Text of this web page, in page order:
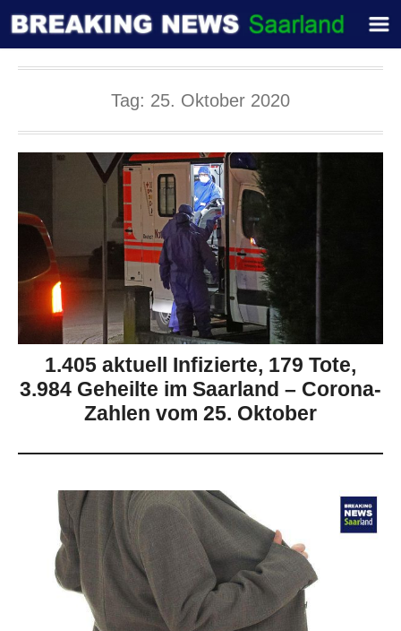
Tag: 25. Oktober 2020
1.405 aktuell Infizierte, 179 Tote,
3.984 Geheilte im Saarland – Corona-
Zahlen vom 25. Oktober